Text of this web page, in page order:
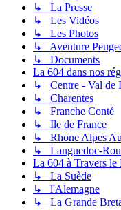
↳ La Presse
↳ Les Vidéos
↳ Les Photos
↳ Aventure
↳ Documents
La 604 dans nos
↳ Centre - Val de
↳ Charentes
↳ Franche Conté
↳ Ile de France
↳ Rhone Alpes
↳ Languedoc-
La 604 à Travers le
↳ La Suède
↳ l'Alemagne
↳ La Grande